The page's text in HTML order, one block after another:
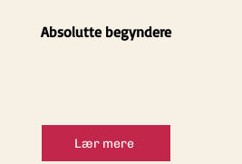
Absolutte begyndere
Lær mere